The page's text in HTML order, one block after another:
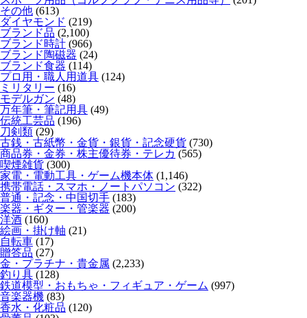
その他 (613)
ダイヤモンド (219)
ブランド品 (2,100)
ブランド時計 (966)
ブランド陶磁器 (24)
ブランド食器 (114)
プロ用・職人用道具 (124)
ミリタリー (16)
モデルガン (48)
万年筆・筆記用具 (49)
伝統工芸品 (196)
刀剣類 (29)
古銭・古紙幣・金貨・銀貨・記念硬貨 (730)
商品券・金券・株主優待券・テレカ (565)
喫煙雑貨 (300)
家電・電動工具・ゲーム機本体 (1,146)
携帯電話・スマホ・ノートパソコン (322)
普通・記念・中国切手 (183)
楽器・ギター・管楽器 (200)
洋酒 (160)
絵画・掛け軸 (21)
自転車 (17)
贈答品 (27)
金・プラチナ・貴金属 (2,233)
釣り具 (128)
鉄道模型・おもちゃ・フィギュア・ゲーム (997)
音楽器機 (83)
香水・化粧品 (120)